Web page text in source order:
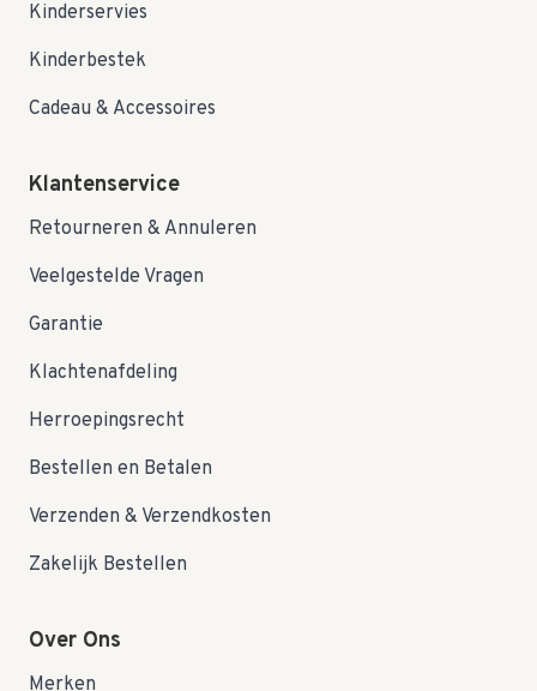
Kinderservies
Kinderbestek
Cadeau & Accessoires
Klantenservice
Retourneren & Annuleren
Veelgestelde Vragen
Garantie
Klachtenafdeling
Herroepingsrecht
Bestellen en Betalen
Verzenden & Verzendkosten
Zakelijk Bestellen
Over Ons
Merken